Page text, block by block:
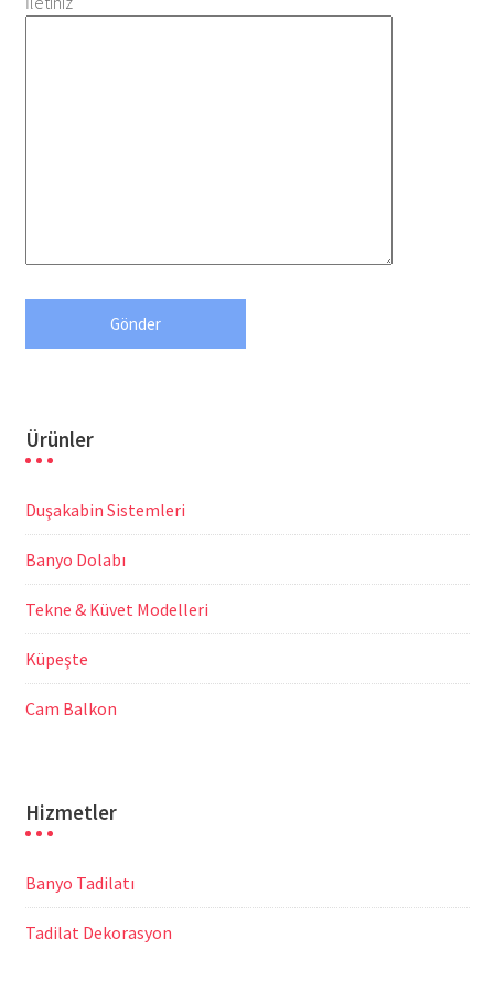
Ürünler
Duşakabin Sistemleri
Banyo Dolabı
Tekne & Küvet Modelleri
Küpeşte
Cam Balkon
Hizmetler
Banyo Tadilatı
Tadilat Dekorasyon